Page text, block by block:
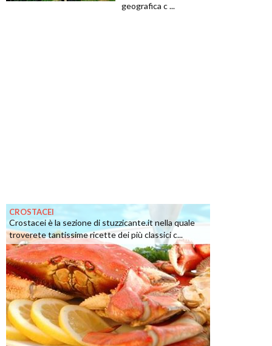
geografica c ...
CROSTACEI
Crostacei è la sezione di stuzzicante.it nella quale
troverete tantissime ricette dei più classici c...